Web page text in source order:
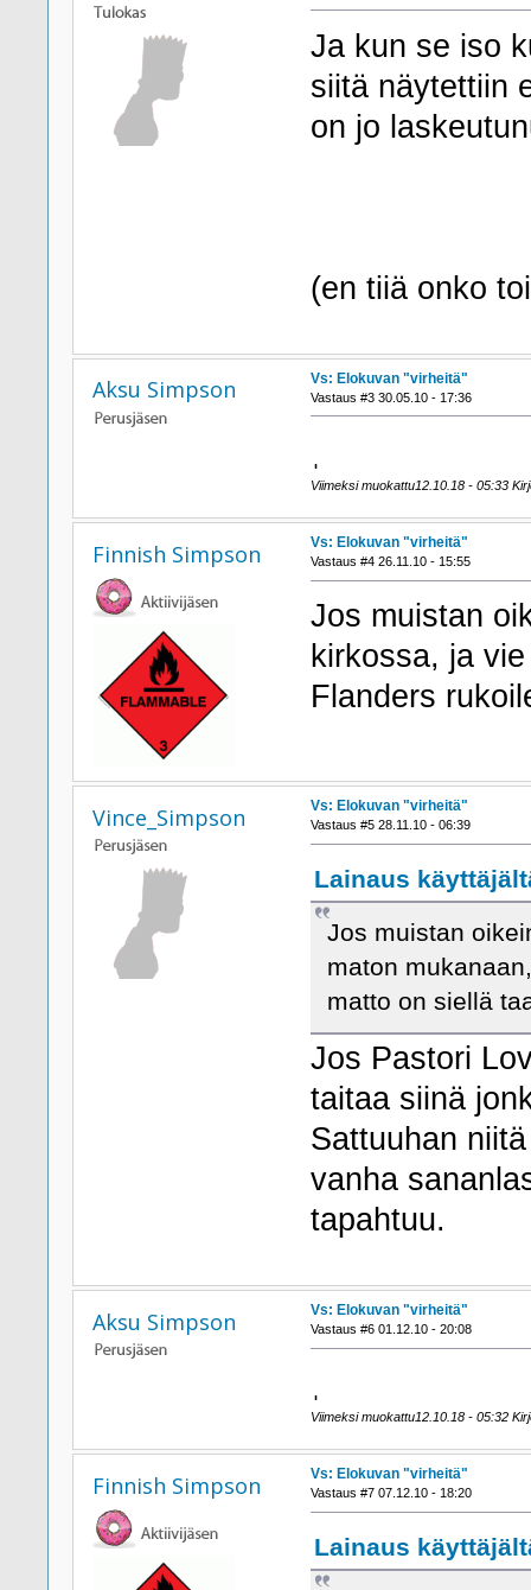
Ja kun se iso
siitä näytettiin
on jo
(en tiiä onko
Aksu Simpson Vs: Elokuvan "virheitä"
Vastaus #3 30.05.10 - 17:36
Viimeksi muokattu12.10.18 - 05:33
Finnish Simpson Vs: Elokuvan "virheitä"
Vastaus #4 26.11.10 - 15:55
Jos muistan
kirkossa, ja
Flanders
Vince_Simpson Vs: Elokuvan "virheitä"
Vastaus #5 28.11.10 - 06:39
Lainaus
Jos muistan
maton
matto on siellä
Jos Pastori
taitaa siinä
Sattuuhan
vanha
tapahtuu.
Aksu Simpson Vs: Elokuvan "virheitä"
Vastaus #6 01.12.10 - 20:08
Viimeksi muokattu12.10.18 - 05:32
Finnish Simpson Vs: Elokuvan "virheitä"
Vastaus #7 07.12.10 - 18:20
Lainaus